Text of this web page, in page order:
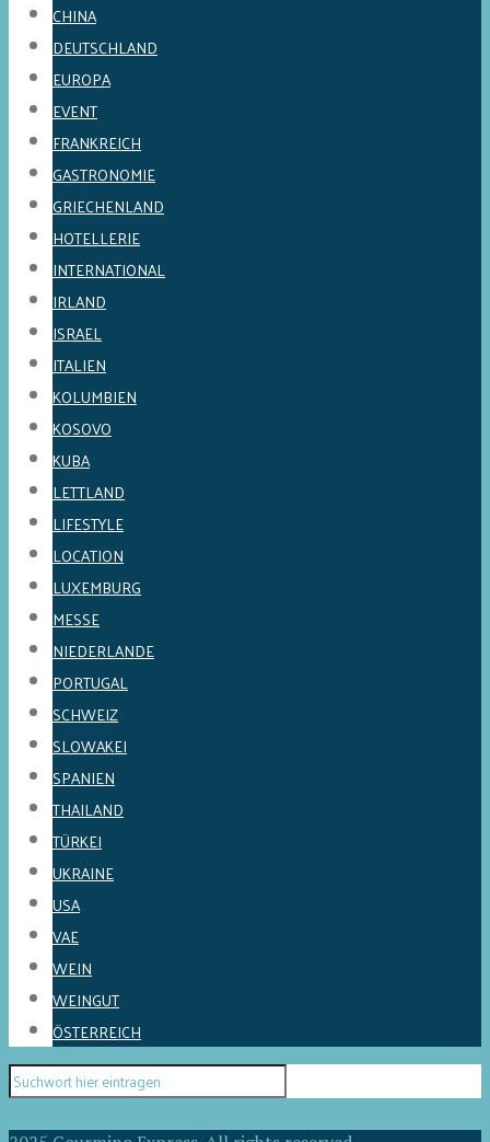
CHINA
DEUTSCHLAND
EUROPA
EVENT
FRANKREICH
GASTRONOMIE
GRIECHENLAND
HOTELLERIE
INTERNATIONAL
IRLAND
ISRAEL
ITALIEN
KOLUMBIEN
KOSOVO
KUBA
LETTLAND
LIFESTYLE
LOCATION
LUXEMBURG
MESSE
NIEDERLANDE
PORTUGAL
SCHWEIZ
SLOWAKEI
SPANIEN
THAILAND
TÜRKEI
UKRAINE
USA
VAE
WEIN
WEINGUT
ÖSTERREICH